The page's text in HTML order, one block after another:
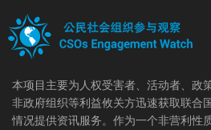
本项目主要为人权受害者、活动者、政
非政府组织等利益攸关方迅速获取联合
情况提供资讯服务。作为一个非营利性